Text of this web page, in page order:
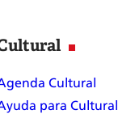
Cultural
para Cultural